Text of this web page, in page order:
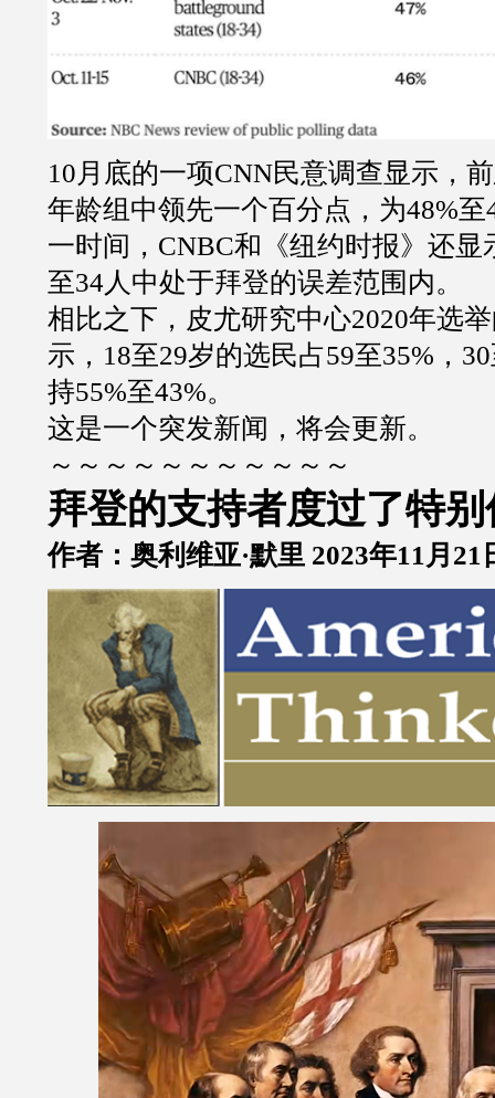
10月底的一项CNN民意调查显示，
年龄组中领先一个百分点，为48%至
一时间，CNBC和《纽约时报》还显
至34人中处于拜登的误差范围内。
相比之下，皮尤研究中心2020年选
示，18至29岁的选民占59至35%，
持55%至43%。
这是一个突发新闻，将会更新。
～～～～～～～～～～～
拜登的支持者度过了特
作者：奥利维亚·默里 2023年11月21